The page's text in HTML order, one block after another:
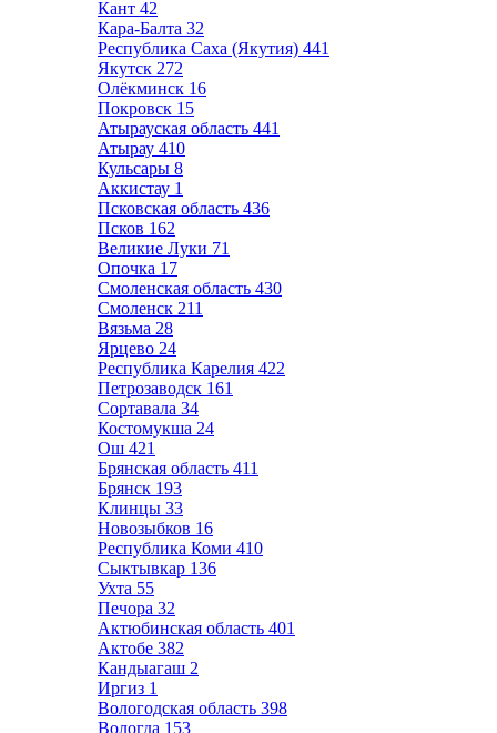
Кант 42
Кара-Балта 32
Республика Саха (Якутия) 441
Якутск 272
Олёкминск 16
Покровск 15
Атырауская область 441
Атырау 410
Кульсары 8
Аккистау 1
Псковская область 436
Псков 162
Великие Луки 71
Опочка 17
Смоленская область 430
Смоленск 211
Вязьма 28
Ярцево 24
Республика Карелия 422
Петрозаводск 161
Сортавала 34
Костомукша 24
Ош 421
Брянская область 411
Брянск 193
Клинцы 33
Новозыбков 16
Республика Коми 410
Сыктывкар 136
Ухта 55
Печора 32
Актюбинская область 401
Актобе 382
Кандыагаш 2
Иргиз 1
Вологодская область 398
Вологда 153